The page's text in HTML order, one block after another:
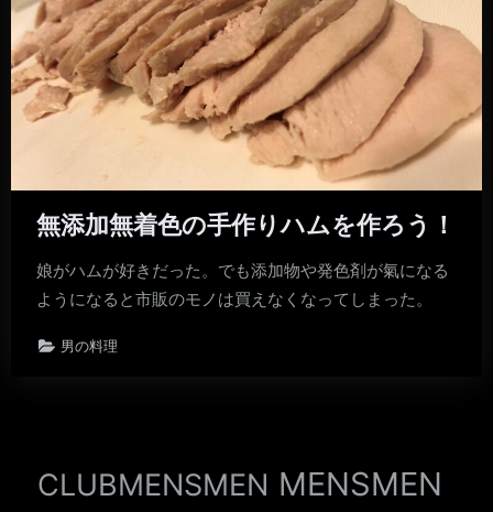
無添加無着色の手作りハムを作ろう！
娘がハムが好きだった。でも添加物や発色剤が氣になる
ようになると市販のモノは買えなくなってしまった。
男の料理
CLUBMENSMEN MENSMEN